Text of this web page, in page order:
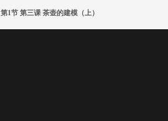
第1节 第三课 茶壶的建模（上）